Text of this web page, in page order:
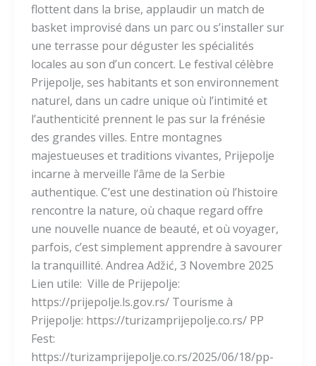
flottent dans la brise, applaudir un match de
basket improvisé dans un parc ou s’installer sur
une terrasse pour déguster les spécialités
locales au son d’un concert. Le festival célèbre
Prijepolje, ses habitants et son environnement
naturel, dans un cadre unique où l’intimité et
l’authenticité prennent le pas sur la frénésie
des grandes villes. Entre montagnes
majestueuses et traditions vivantes, Prijepolje
incarne à merveille l’âme de la Serbie
authentique. C’est une destination où l’histoire
rencontre la nature, où chaque regard offre
une nouvelle nuance de beauté, et où voyager,
parfois, c’est simplement apprendre à savourer
la tranquillité. Andrea Adžić, 3 Novembre 2025
Lien utile: Ville de Prijepolje:
https://prijepolje.ls.gov.rs/ Tourisme à
Prijepolje: https://turizamprijepolje.co.rs/ PP
Fest:
https://turizamprijepolje.co.rs/2025/06/18/pp-